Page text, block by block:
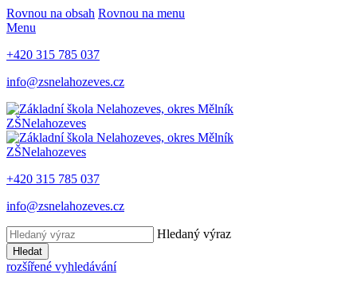
Rovnou na obsah Rovnou na menu
Menu
+420 315 785 037
info@zsnelahozeves.cz
ZŠNelahozeves
ZŠNelahozeves
+420 315 785 037
info@zsnelahozeves.cz
Hledaný výraz
Hledat
rozšířené vyhledávání